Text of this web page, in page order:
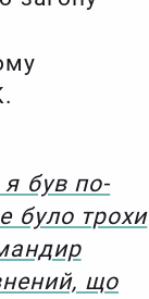
був по-
було трохи
що